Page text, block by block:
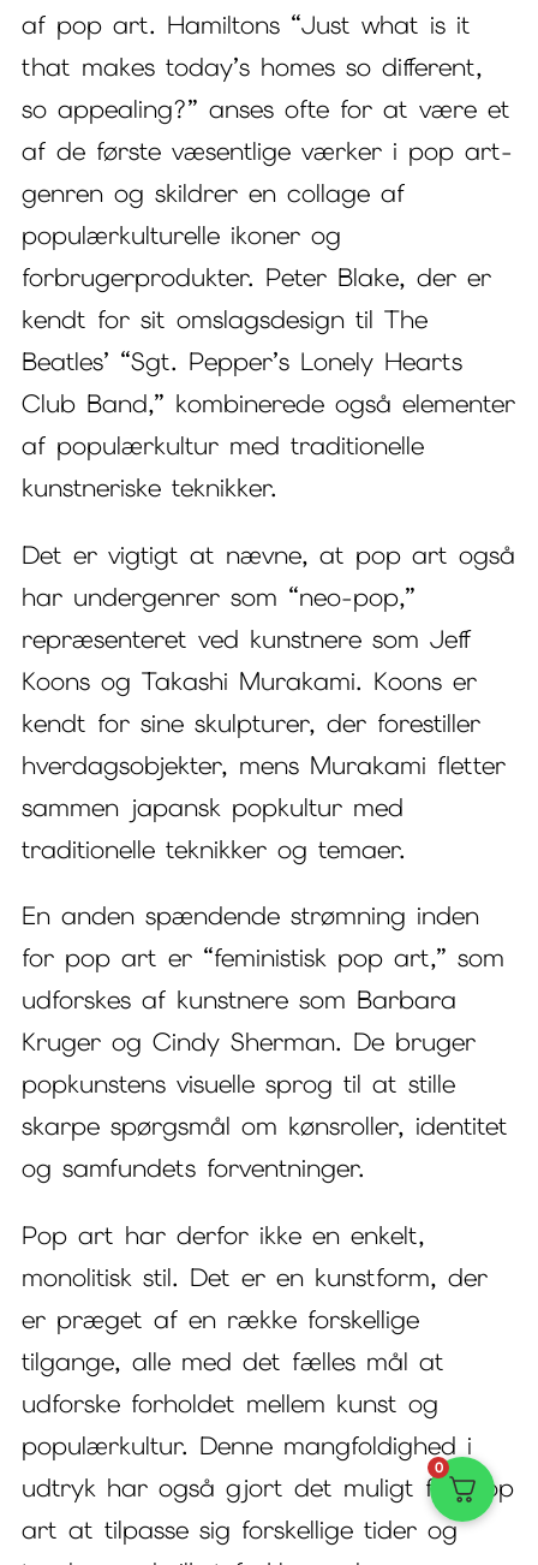
af pop art. Hamiltons “Just what is it
that makes today’s homes so different,
so appealing?” anses ofte for at være et
af de første væsentlige værker i pop art-
genren og skildrer en collage af
populærkulturelle ikoner og
forbrugerprodukter. Peter Blake, der er
kendt for sit omslagsdesign til The
Beatles’ “Sgt. Pepper’s Lonely Hearts
Club Band,” kombinerede også elementer
af populærkultur med traditionelle
kunstneriske teknikker.
Det er vigtigt at nævne, at pop art også
har undergenrer som “neo-pop,”
repræsenteret ved kunstnere som Jeff
Koons og Takashi Murakami. Koons er
kendt for sine skulpturer, der forestiller
hverdagsobjekter, mens Murakami fletter
sammen japansk popkultur med
traditionelle teknikker og temaer.
En anden spændende strømning inden
for pop art er “feministisk pop art,” som
udforskes af kunstnere som Barbara
Kruger og Cindy Sherman. De bruger
popkunstens visuelle sprog til at stille
skarpe spørgsmål om kønsroller, identitet
og samfundets forventninger.
Pop art har derfor ikke en enkelt,
monolitisk stil. Det er en kunstform, der
er præget af en række forskellige
tilgange, alle med det fælles mål at
udforske forholdet mellem kunst og
populærkultur. Denne mangfoldighed i
udtryk har også gjort det muligt for pop
art at tilpasse sig forskellige tider og
0